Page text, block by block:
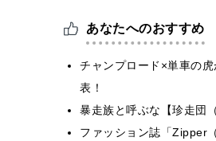
あなたへのおすすめ
チャンプロード×単車の
表！
暴走族と呼ぶな【珍走団
ファッション誌「Zipper